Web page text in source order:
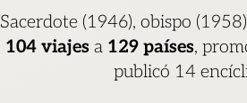
Sacerdote (1946), obispo
104 viajesa 129 países,
publicó 14